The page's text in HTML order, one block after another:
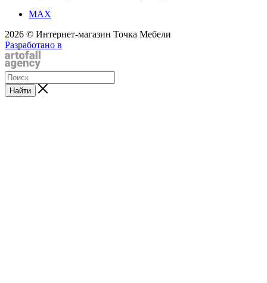
MAX
2026 © Интернет-магазин Точка Мебели
Разработано в
Найти